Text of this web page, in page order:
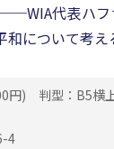
代表ハフ
について考え
円) 判型：B5横
4